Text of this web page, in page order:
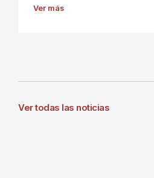
Ver más
Ver todas las noticias